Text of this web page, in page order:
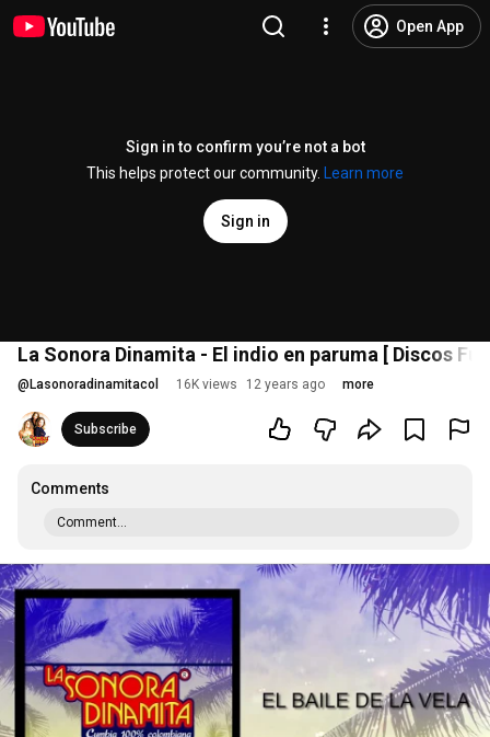
Open App
Sign in to confirm you’re not a bot
This helps protect our community.
Learn more
Sign in
La Sonora Dinamita - El indio en paruma [ Discos
@ Lasonoradinamitacol 16K views 12 years ago more
Subscribe
Comments
Comment...